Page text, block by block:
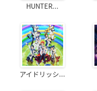
HUNTER...
アイドリッシ...